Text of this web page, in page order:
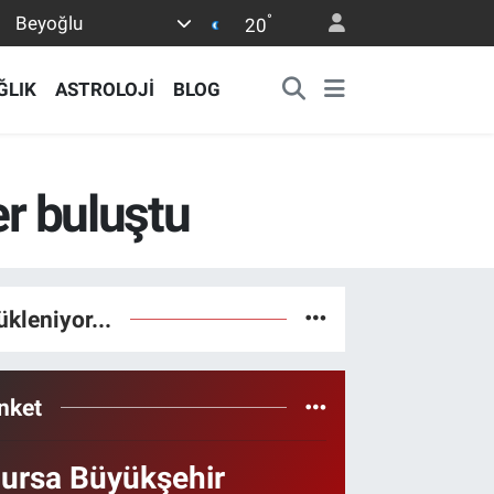
Beyoğlu 20°
ASTROLOJİ BLOG
buluştu
Büyükşehir